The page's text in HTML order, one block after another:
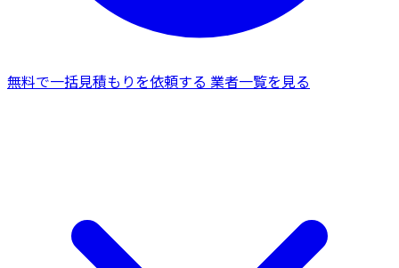
無料で一括見積もりを依頼する 業者一覧を見る